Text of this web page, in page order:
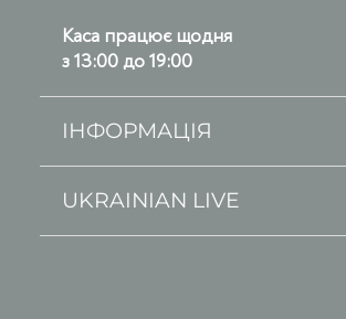
Каса працює щодня
з 13:00 до 19:00
ІНФОРМАЦІЯ
UKRAINIAN LIVE